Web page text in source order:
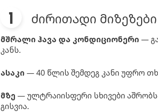
ძირითადი მიზეზები
მშრალი ჰავა და კონდიციონერი —
კანს.
ასაკი — 40 წლის შემდეგ კანი უფრო
მზე — ულტრაიისფერი სხივები აშრობს
გისვია.